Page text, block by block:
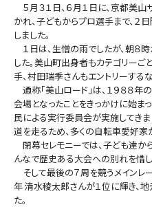
５月３１日、６月１日に、京都美
かれ、子どもからプロ選手まで、２
しました。
１日は、生憎の雨でしたが、朝８
した。美山町出身者もカテゴリーご
手、村田瑞季さんもエントリーする
通称「美山ロード」は、１９８８
会場となったことをきっかけに始ま
民による実行委員会が実施してき
道を走るため、多くの自転車愛好家
閉幕セレモニーでは、子ども達か
んなで歴史ある大会への別れを惜し
そして最後の７周を競うメインレ
年 清水稜太郎さんが１位に輝き、
た。